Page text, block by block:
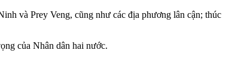
và Prey Veng, cũng như các địa phương lân cận; thúc
của Nhân dân hai nước.